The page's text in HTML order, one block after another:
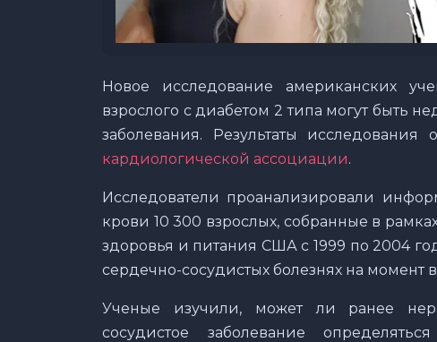
Новое исследование американских
взрослого с диабетом 2 типа могут быть
заболевания. Результаты
кардиологической ассоциации.
Исследователи проанализировали
крови 10 300 взрослых, собранные в
здоровья и питания США с 1999 по 2004
сердечно-сосудистых болезнях на момент
Ученые изучили, может ли ранее
сосудистое заболевание